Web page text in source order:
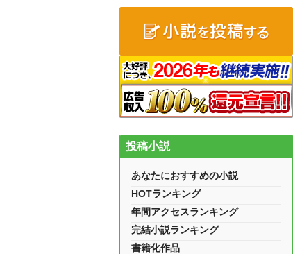
投稿小説
あなたにおすすめの小説
HOTランキング
年間アクセスランキング
完結小説ランキング
書籍化作品